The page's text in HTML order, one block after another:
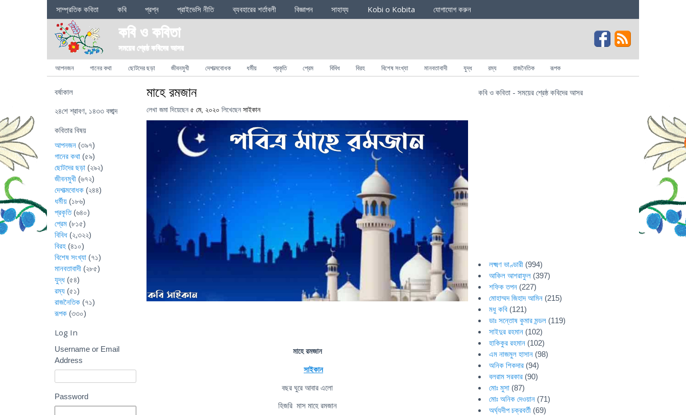
Sections
সাম্প্রতিক কবিতা কবি প্রশ্ন প্রাইভেসি নীতি ব্যবহারের শর্তাবলী বিজ্ঞাপন সাহায্য Kobi o Kobita যোগাযোগ করুন
কবি ও কবিতা
সময়ের শ্রেষ্ঠ কবিদের আসর
Categories
আপনজন গানের কথা ছোটদের ছড়া জীবনমুখী দেশাত্মবোধক ধর্মীয় প্রকৃতি প্রেম বিবিধ বিরহ বিশেষ সংখ্যা মানবতাবাদী যুদ্ধ রম্য রাজনৈতিক রূপক
মাহে রমজান
লেখা জমা দিয়েছেন ৫ মে, ২০২০ লিখেছেন সাইকান
মাহে রমজান
সাইকান
বছর ঘুরে আবার এলো
হিজরি মাস মাহে রমজান
বর্ষাকাল
২৪শে শ্রাবণ, ১৪৩৩ বঙ্গাব্দ
কবিতার বিষয়
আপনজন (৩৯৭)
গানের কথা (৫৯)
ছোটদের ছড়া (২৯২)
জীবনমুখী (৬৭২)
দেশাত্মবোধক (২৪৪)
ধর্মীয় (১৮৬)
প্রকৃতি(৬৪০)
প্রেম (৮১৫)
বিবিধ (২,৩২২)
বিরহ (৪১০)
বিশেষ সংখ্যা (৭১)
মানবতাবাদী (২৮৫)
যুদ্ধ (৫৪)
রম্য (৫১)
রাজনৈতিক (৭১)
রূপক (৩৩০)
Log In
Username or Email
Address
Password
কবি ও কবিতা - সময়ের শ্রেষ্ঠ কবিদের আসর
লক্ষ্মণ ভাণ্ডারী (994)
আকিল আশরাফুল (397)
শফিক তপন (227)
মোহাম্মদ জিহাদ আমিন (215)
মধু কবি (121)
ডাঃ সন্তোষ কুমার মন্ডল (119)
সাইদুর রহমান (102)
হাকিকুর রহমান (102)
এম নাজমুল হাসান (98)
অনিক শিকদার (94)
বলরাম সরকার (90)
মোঃ মুসা (87)
মোঃ অনিক দেওয়ান (71)
অর্ঘ্যদীপ চক্রবর্তী (69)